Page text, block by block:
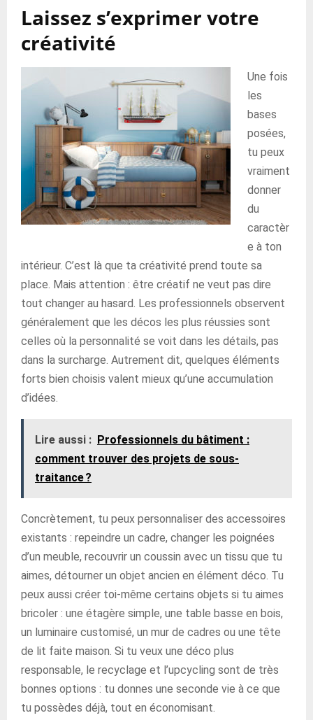
Laissez s’exprimer votre
créativité
Une fois
les
bases
posées,
tu peux
vraiment
donner
du
caractèr
e à ton
intérieur. C’est là que ta créativité prend toute sa
place. Mais attention : être créatif ne veut pas dire
tout changer au hasard. Les professionnels observent
généralement que les décos les plus réussies sont
celles où la personnalité se voit dans les détails, pas
dans la surcharge. Autrement dit, quelques éléments
forts bien choisis valent mieux qu’une accumulation
d’idées.
Lire aussi : Professionnels du bâtiment :
comment trouver des projets de sous-
traitance ?
Concrètement, tu peux personnaliser des accessoires
existants : repeindre un cadre, changer les poignées
d’un meuble, recouvrir un coussin avec un tissu que tu
aimes, détourner un objet ancien en élément déco. Tu
peux aussi créer toi-même certains objets si tu aimes
bricoler : une étagère simple, une table basse en bois,
un luminaire customisé, un mur de cadres ou une tête
de lit faite maison. Si tu veux une déco plus
responsable, le recyclage et l’upcycling sont de très
bonnes options : tu donnes une seconde vie à ce que
tu possèdes déjà, tout en économisant.